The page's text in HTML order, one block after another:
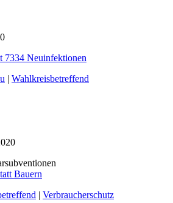
7334 Neuinfektionen
| Wahlkreisbetreffend
Bauern
| Verbraucherschutz